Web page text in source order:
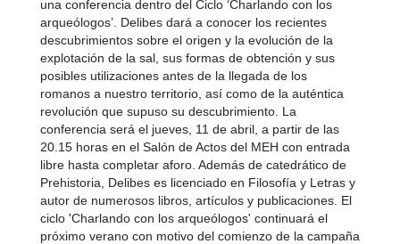
una conferencia dentro del Ciclo ‘Charlando con los
arqueólogos’. Delibes dará a conocer los recientes
descubrimientos sobre el origen y la evolución de la
explotación de la sal, sus formas de obtención y sus
posibles utilizaciones antes de la llegada de los
romanos a nuestro territorio, así como de la auténtica
revolución que supuso su descubrimiento. La
conferencia será el jueves, 11 de abril, a partir de las
20.15 horas en el Salón de Actos del MEH con entrada
libre hasta completar aforo. Además de catedrático de
Prehistoria, Delibes es licenciado en Filosofía y Letras y
autor de numerosos libros, artículos y publicaciones. El
ciclo 'Charlando con los arqueólogos' continuará el
próximo verano con motivo del comienzo de la campaña